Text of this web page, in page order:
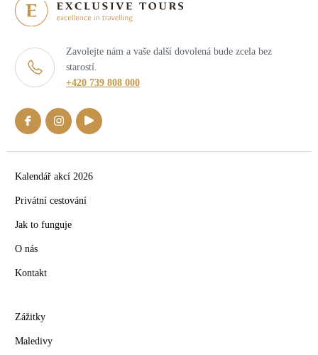
Zavolejte nám a vaše další dovolená bude zcela bez
starostí.
+420 739 808 000
Kalendář akcí 2026
Privátní cestování
Jak to funguje
O nás
Kontakt
Zážitky
Maledivy